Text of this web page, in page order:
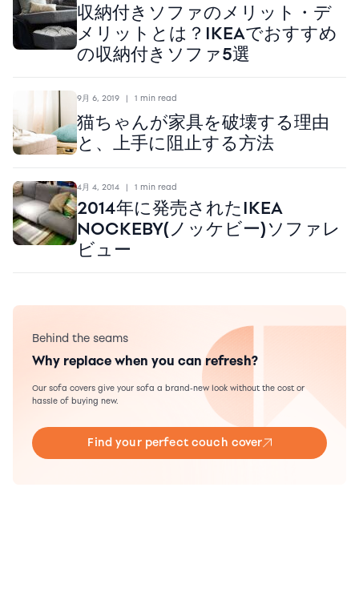
収納付きソファのメリット・デ
メリットとは？IKEAでおすすめ
の収納付きソファ5選
9月 6, 2019 | 1 min read
猫ちゃんが家具を破壊する理由
と、上手に阻止する方法
4月 4, 2014 | 1 min read
2014年に発売されたIKEA
NOCKEBY(ノッケビー)ソファレ
ビュー
Behind the seams
Why replace when you can refresh?
Our sofa covers give your sofa a brand-new look without the cost or
hassle of buying new.
Find your perfect couch cover